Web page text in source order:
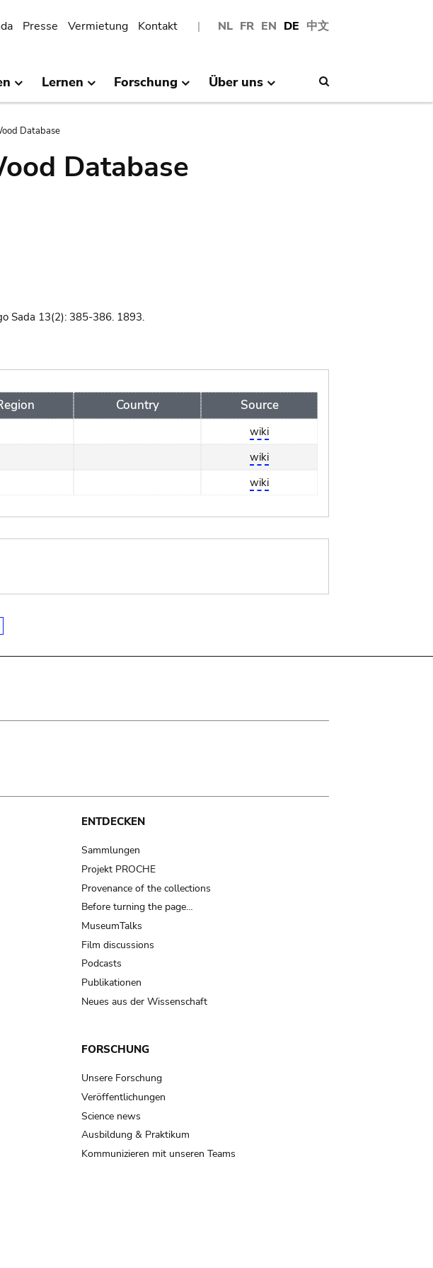
NL FR EN DE 中文
Presse Vermietung Kontakt
Lernen Forschung Über uns
Database
Database
Sada 13(2): 385-386. 1893.
Country Source
wiki
wiki
wiki
ENTDECKEN
Sammlungen
Projekt PROCHE
Provenance of the collections
Before turning the page…
MuseumTalks
Film discussions
Podcasts
Publikationen
Neues aus der Wissenschaft
FORSCHUNG
Unsere Forschung
Veröffentlichungen
Science news
Ausbildung & Praktikum
Kommunizieren mit unseren Teams